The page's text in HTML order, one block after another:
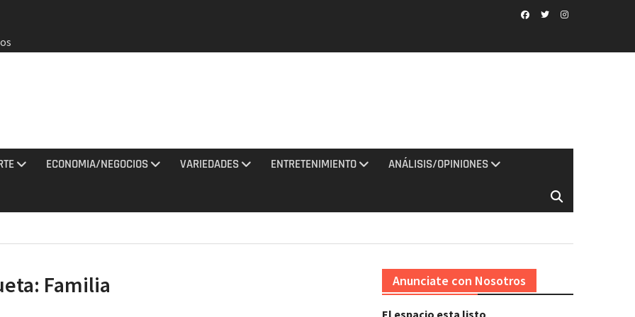
de
una
ECONOMIA/NEGOCIOS VARIEDADES ENTRETENIMIENTO ANÁLISIS/OPINIONES
Familia Anunciate con Nosotros
El espacio esta listo